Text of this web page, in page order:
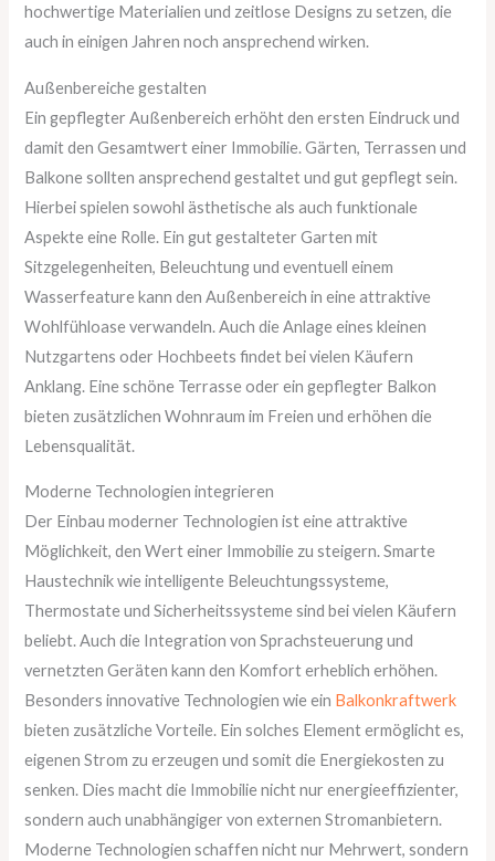
hochwertige Materialien und zeitlose Designs zu setzen, die
auch in einigen Jahren noch ansprechend wirken.
Außenbereiche gestalten
Ein gepflegter Außenbereich erhöht den ersten Eindruck und
damit den Gesamtwert einer Immobilie. Gärten, Terrassen und
Balkone sollten ansprechend gestaltet und gut gepflegt sein.
Hierbei spielen sowohl ästhetische als auch funktionale
Aspekte eine Rolle. Ein gut gestalteter Garten mit
Sitzgelegenheiten, Beleuchtung und eventuell einem
Wasserfeature kann den Außenbereich in eine attraktive
Wohlfühloase verwandeln. Auch die Anlage eines kleinen
Nutzgartens oder Hochbeets findet bei vielen Käufern
Anklang. Eine schöne Terrasse oder ein gepflegter Balkon
bieten zusätzlichen Wohnraum im Freien und erhöhen die
Lebensqualität.
Moderne Technologien integrieren
Der Einbau moderner Technologien ist eine attraktive
Möglichkeit, den Wert einer Immobilie zu steigern. Smarte
Haustechnik wie intelligente Beleuchtungssysteme,
Thermostate und Sicherheitssysteme sind bei vielen Käufern
beliebt. Auch die Integration von Sprachsteuerung und
vernetzten Geräten kann den Komfort erheblich erhöhen.
Besonders innovative Technologien wie ein Balkonkraftwerk
bieten zusätzliche Vorteile. Ein solches Element ermöglicht es,
eigenen Strom zu erzeugen und somit die Energiekosten zu
senken. Dies macht die Immobilie nicht nur energieeffizienter,
sondern auch unabhängiger von externen Stromanbietern.
Moderne Technologien schaffen nicht nur Mehrwert, sondern